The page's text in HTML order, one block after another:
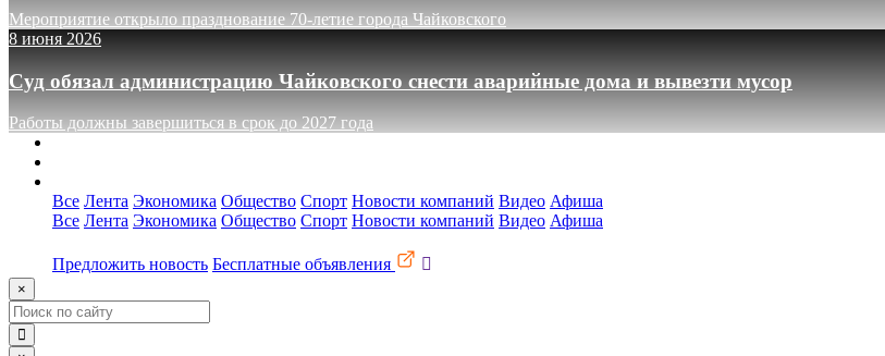
Мероприятие открыло празднование 70-летие города Чайковского
8 июня 2026
Суд обязал администрацию Чайковского снести аварийные дома и вывезти мусор
Работы должны завершиться в срок до 2027 года
Все Лента Экономика Общество Спорт Новости компаний Видео Афиша
Все Лента Экономика Общество Спорт Новости компаний Видео Афиша
Предложить новость Бесплатные объявления
×